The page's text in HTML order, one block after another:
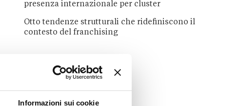
Informazioni sui cookie
presenza internazionale per cluster
Otto tendenze strutturali che ridefiniscono il
contesto del franchising